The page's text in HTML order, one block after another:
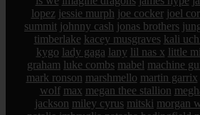
lopez jessie murph joe cocker joel
summit johnny cash jonas brothers
timberlake kacey musgraves kali
kygo lady gaga lany lil nas x little
graham luke combs mabel machine
mark ronson marshmello martin garrix
wolf max megan thee stallion
jackson miley cyrus mitski morgan